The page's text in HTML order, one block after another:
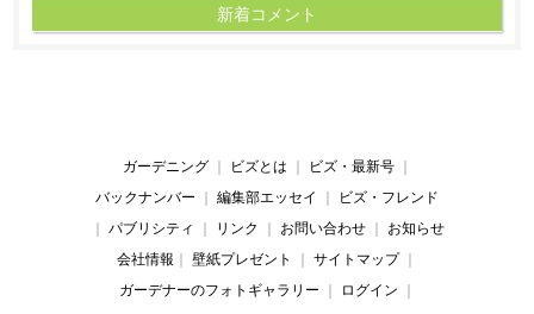
新着コメント
ガーデニング｜ ビズとは ｜ ビズ・最新号｜
バックナンバー ｜ 編集部エッセイ ｜
ビズ・フレンド
｜ パブリシティ ｜ リンク ｜ お問い合わせ｜
お知らせ
会社情報 ｜ 壁紙プレゼント ｜ サイトマップ｜
ガーデナーのフォトギャラリー ｜ ログイン ｜